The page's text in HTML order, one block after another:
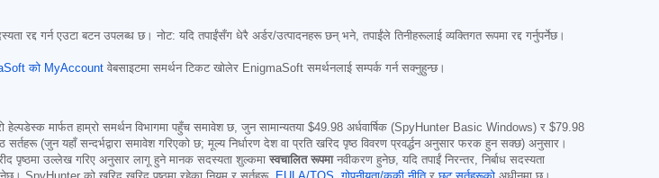
रद्द गर्न एउटा बटन उपलब्ध छ। नोट: यदि तपाईंसँग धेरै अर्डर/उत्पादनहरू छन् भने, तपाईंले तिनीहरूलाई व्यक्तिगत रूपमा रद्द गर्नुपर्नेछ।
को MyAccount वेबसाइटमा समर्थन टिकट खोलेर EnigmaSoft समर्थनलाई सम्पर्क गर्न सक्नुहुन्छ।
मार्फत हाम्रो समर्थन विभागमा पहुँच समावेश छ, जुन सामान्यतया $49.98 अर्धवार्षिक (SpyHunter Basic Windows) र $79.98
(जुन यहाँ सन्दर्भद्वारा समावेश गरिएको छ; मूल्य निर्धारण देश वा प्रति खरिद पृष्ठ विवरण प्रवर्द्धन अनुसार फरक हुन सक्छ) अनुसार।
पृष्ठमा उल्लेख गरिए अनुसार लागू हुने मानक सदस्यता शुल्कमा स्वचालित रूपमानवीकरण हुनेछ, यदि तपाईं निरन्तर, निर्बाध सदस्यता